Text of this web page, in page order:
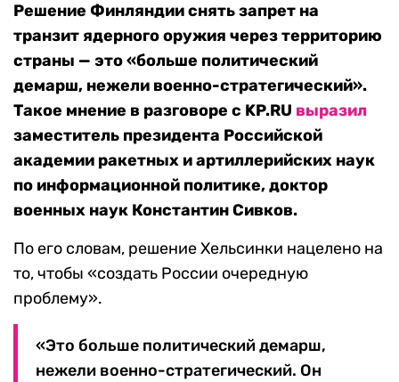
Решение Финляндии снять запрет на
транзит ядерного оружия через территорию
страны — это «больше политический
демарш, нежели военно-стратегический».
Такое мнение в разговоре с KP.RU выразил
заместитель президента Российской
академии ракетных и артиллерийских наук
по информационной политике, доктор
военных наук Константин Сивков.
По его словам, решение Хельсинки нацелено на
то, чтобы «создать России очередную
проблему».
«Это больше политический демарш,
нежели военно-стратегический. Он